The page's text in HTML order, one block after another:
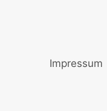
Impressum